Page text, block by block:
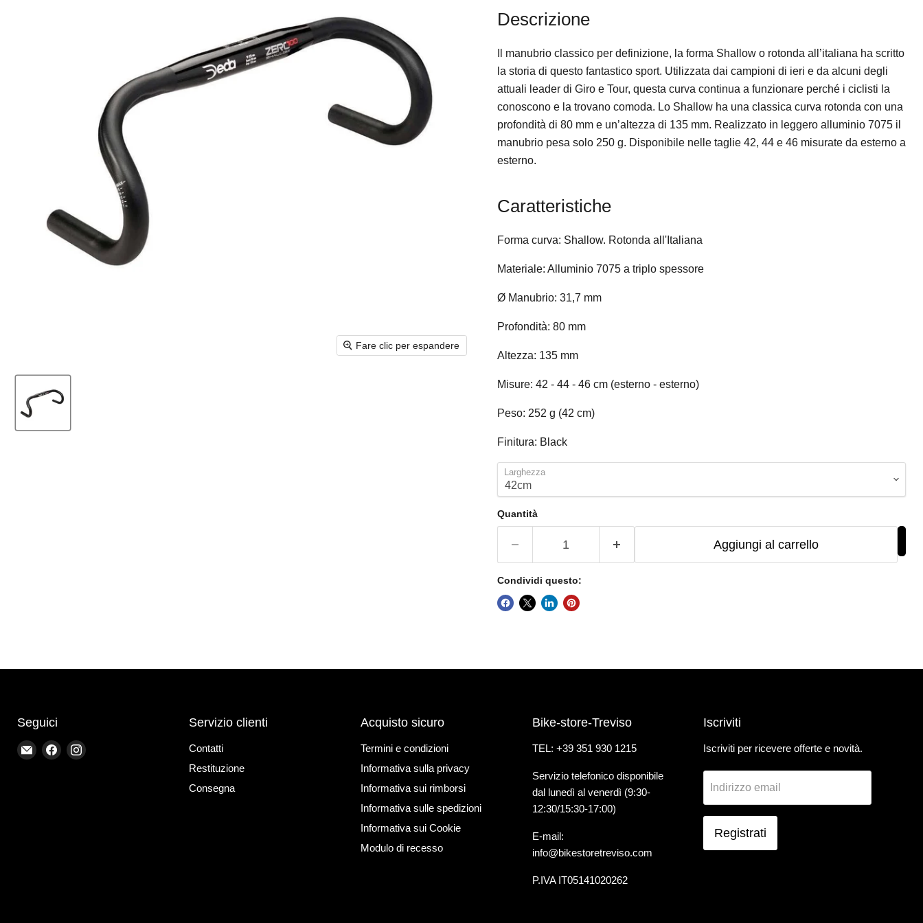
Fare clic per espandere
Descrizione
Il manubrio classico per definizione, la forma Shallow o rotonda all’italiana ha scritto
la storia di questo fantastico sport. Utilizzata dai campioni di ieri e da alcuni degli
attuali leader di Giro e Tour, questa curva continua a funzionare perché i ciclisti la
conoscono e la trovano comoda. Lo Shallow ha una classica curva rotonda con una
profondità di 80 mm e un’altezza di 135 mm. Realizzato in leggero alluminio 7075 il
manubrio pesa solo 250 g. Disponibile nelle taglie 42, 44 e 46 misurate da esterno a
esterno.
Caratteristiche
Forma curva: Shallow. Rotonda all'Italiana
Materiale: Alluminio 7075 a triplo spessore
Ø Manubrio: 31,7 mm
Profondità: 80 mm
Altezza: 135 mm
Misure: 42 - 44 - 46 cm (esterno - esterno)
Peso: 252 g (42 cm)
Finitura: Black
Larghezza
Quantità
Aggiungi al carrello
Condividi questo:
Seguici
EmailTrovaciTrovaci
Servizio clienti
Contatti
Restituzione
Consegna
Acquisto sicuro
Termini e condizioni
Informativa sulla privacy
Informativa sui rimborsi
Informativa sulle spedizioni
Informativa sui Cookie
Modulo di recesso
Bike-store-Treviso
TEL: +39 351 930 1215
Servizio telefonico disponibile
dal lunedì al venerdì (9:30-
12:30/15:30-17:00)
E-mail:
info@bikestoretreviso.com
P.IVA IT05141020262
Iscriviti
Iscriviti per ricevere offerte e novità.
Indirizzo email
Registrati